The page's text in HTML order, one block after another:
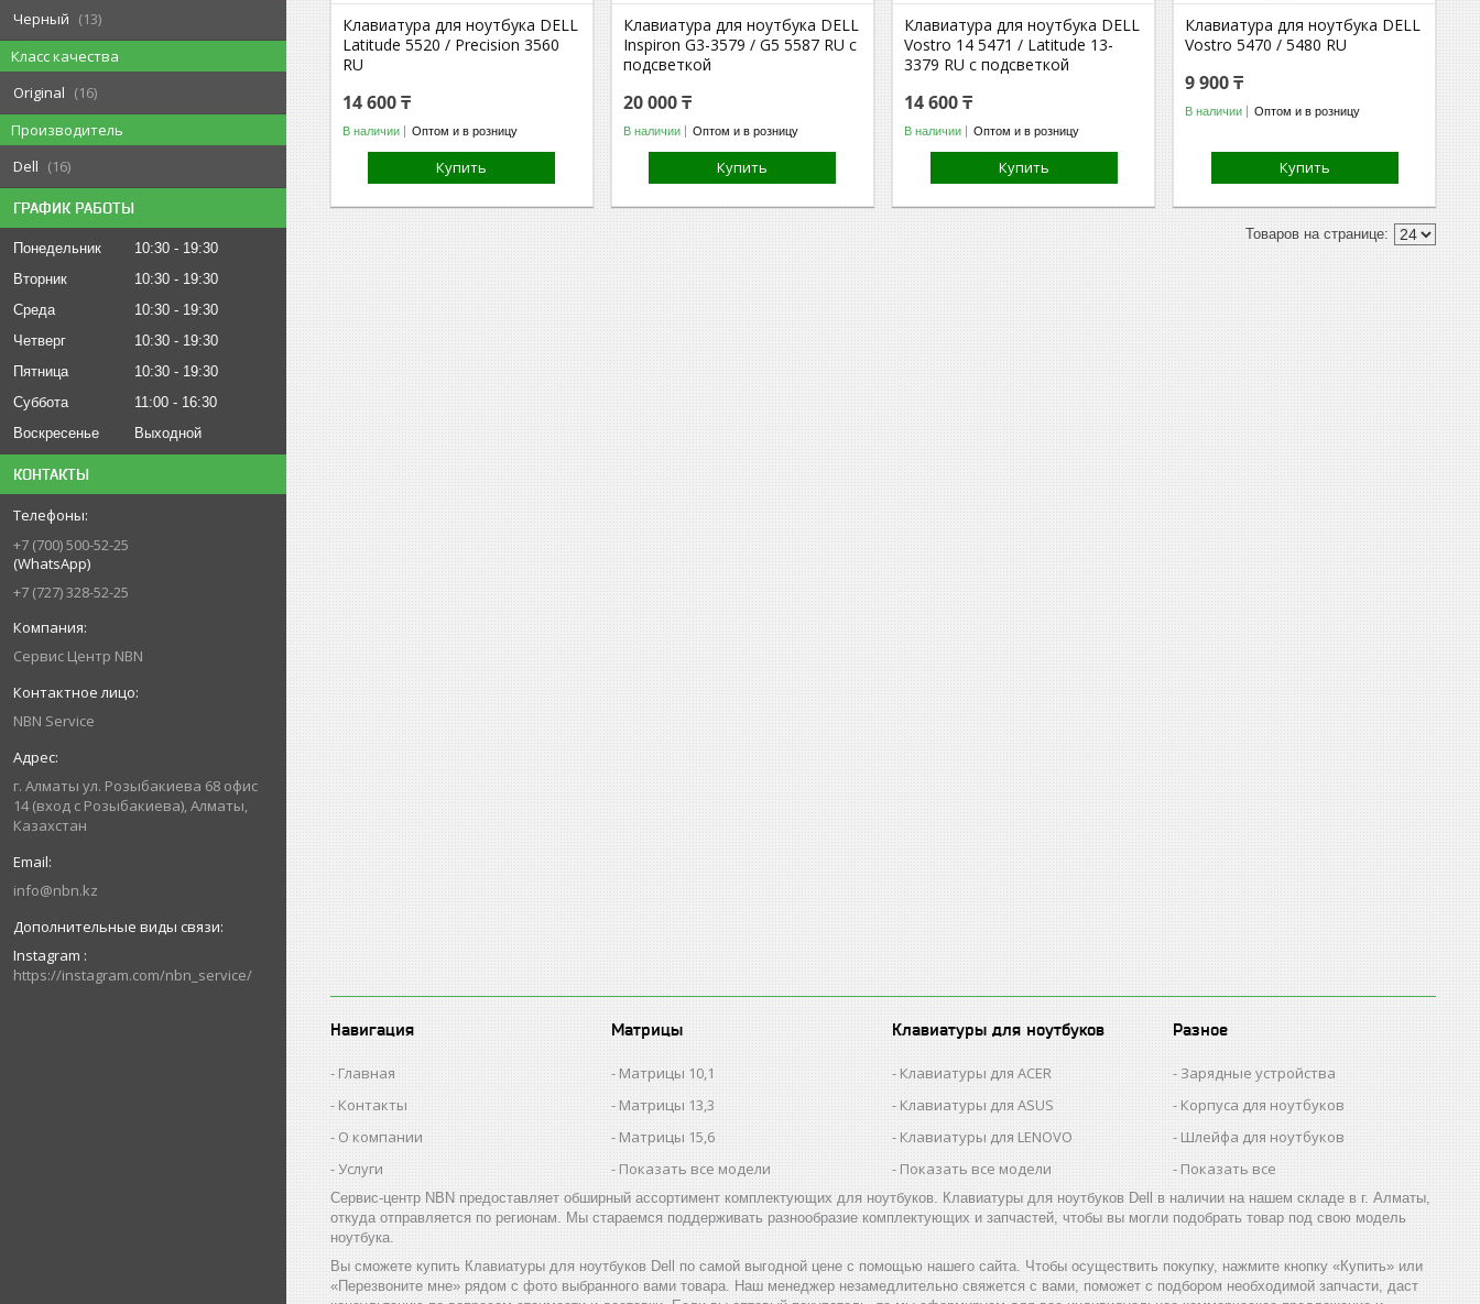
Черный
13
Класс качества
Original
16
Производитель
Dell
16
ГРАФИК РАБОТЫ
Понедельник 10:30
19:30
Вторник
10:30
19:30
Среда
10:30
19:30
Четверг
10:30
19:30
Пятница
10:30
19:30
Суббота
11:00
16:30
Воскресенье
Выходной
КОНТАКТЫ
+7 (700) 500-52-25
(WhatsApp)
+7 (727) 328-52-25
Сервис Центр NBN
NBN Service
г. Алматы ул. Розыбакиева 68 офис
14 (вход с Розыбакиева), Алматы,
Казахстан
info@nbn.kz
Instagram
https://instagram.com/nbn_service/
Клавиатура для ноутбука DELL
Latitude 5520 / Precision 3560
RU
14 600 ₸
В наличии Оптом и в розницу
Купить
Клавиатура для ноутбука DELL
Inspiron G3-3579 / G5 5587 RU с
подсветкой
20 000 ₸
В наличии Оптом и в розницу
Купить
Клавиатура для ноутбука DELL
Vostro 14 5471 / Latitude 13-
3379 RU с подсветкой
14 600 ₸
В наличии Оптом и в розницу
Купить
Клавиатура для ноутбука DELL
Vostro 5470 / 5480 RU
9 900 ₸
В наличии Оптом и в розницу
Купить
Навигация
Главная
Контакты
О компании
Услуги
Матрицы
Матрицы 10,1
Матрицы 13,3
Матрицы 15,6
Показать все модели
Клавиатуры для ноутбуков
Клавиатуры для ACER
Клавиатуры для ASUS
Клавиатуры для LENOVO
Показать все модели
Разное
Зарядные устройства
Корпуса для ноутбуков
Шлейфа для ноутбуков
Показать все
Сервис-центр NBN предоставляет обширный ассортимент комплектующих для ноутбуков. Клавиатуры для ноутбуков Dell в наличии на нашем складе в г. Алматы,
откуда отправляется по регионам. Мы стараемся поддерживать разнообразие комплектующих и запчастей, чтобы вы могли подобрать товар под свою модель
ноутбука.
Вы сможете купить Клавиатуры для ноутбуков Dell по самой выгодной цене с помощью нашего сайта. Чтобы осуществить покупку, нажмите кнопку «Купить» или
«Перезвоните мне» рядом с фото выбранного вами товара. Наш менеджер незамедлительно свяжется с вами, поможет с подбором необходимой запчасти, даст